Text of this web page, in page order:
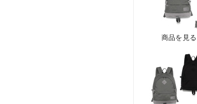
商品を見る